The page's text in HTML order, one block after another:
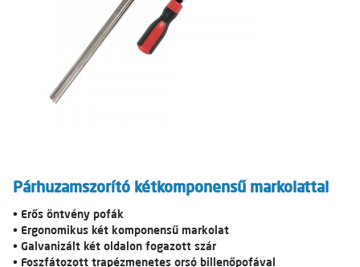
Párhuzamszorító kétkomponensű markolattal
• Erős öntvény pofák
• Ergonomikus két komponensű markolat
• Galvanizált két oldalon fogazott szár
• Foszfátozott trapézmenetes orsó billenőpofával